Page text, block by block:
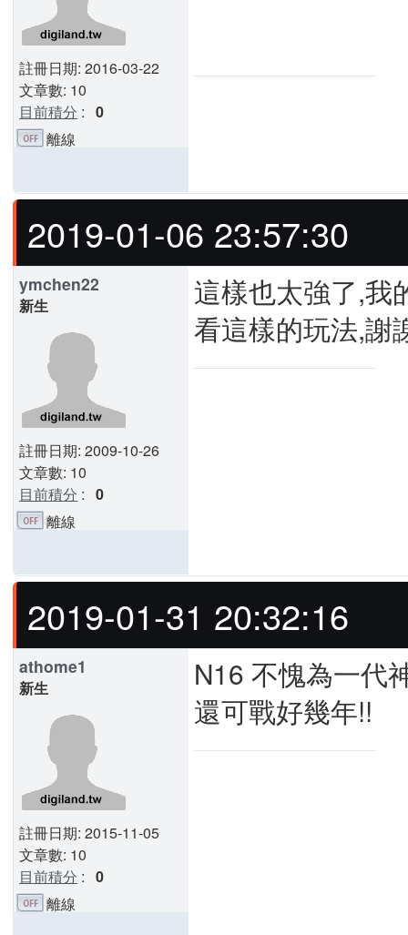
註冊日期: 2016-03-22
文章數: 10
目前積分 : 0
離線
2019-01-06 23:57:30
ymchen22
新生
註冊日期: 2009-10-26
文章數: 10
目前積分 : 0
這樣也太強了,我
看這樣的玩法,謝
離線
2019-01-31 20:32:16
athome1
新生
註冊日期: 2015-11-05
文章數: 10
目前積分 : 0
N16 不愧為一代
還可戰好幾年!!
離線